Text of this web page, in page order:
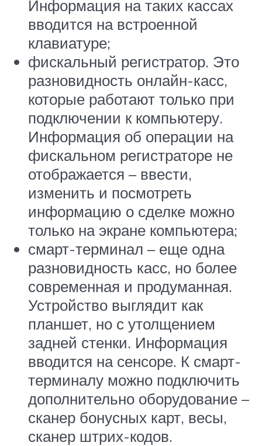
Информация на таких кассах
вводится на встроенной
клавиатуре;
фискальный регистратор. Это
разновидность онлайн-касс,
которые работают только при
подключении к компьютеру.
Информация об операции на
фискальном регистраторе не
отображается – ввести,
изменить и посмотреть
информацию о сделке можно
только на экране компьютера;
смарт-терминал – еще одна
разновидность касс, но более
современная и продуманная.
Устройство выглядит как
планшет, но с утолщением
задней стенки. Информация
вводится на сенсоре. К смарт-
терминалу можно подключить
дополнительно оборудование –
сканер бонусных карт, весы,
сканер штрих-кодов.